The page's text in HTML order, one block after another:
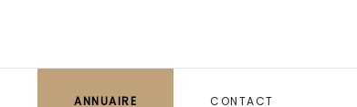
ANNUAIRE CONTACT